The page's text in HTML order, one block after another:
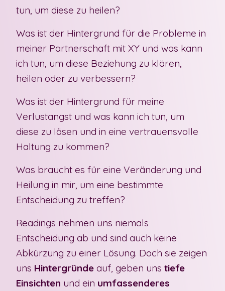
tun, um diese zu heilen?
Was ist der Hintergrund für die Probleme in
meiner Partnerschaft mit XY und was kann
ich tun, um diese Beziehung zu klären,
heilen oder zu verbessern?
Was ist der Hintergrund für meine
Verlustangst und was kann ich tun, um
diese zu lösen und in eine vertrauensvolle
Haltung zu kommen?
Was braucht es für eine Veränderung und
Heilung in mir, um eine bestimmte
Entscheidung zu treffen?
Readings nehmen uns niemals
Entscheidung ab und sind auch keine
Abkürzung zu einer Lösung. Doch sie zeigen
uns Hintergründeauf, geben uns tiefe
Einsichten und ein umfassenderes